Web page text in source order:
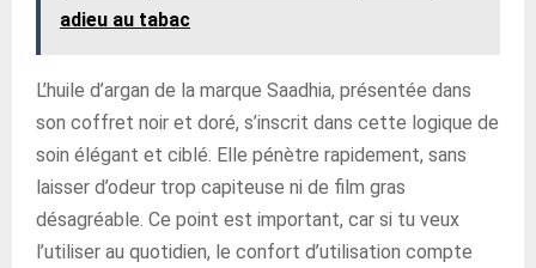
adieu au tabac
L’huile d’argan de la marque Saadhia, présentée dans
son coffret noir et doré, s’inscrit dans cette logique de
soin élégant et ciblé. Elle pénètre rapidement, sans
laisser d’odeur trop capiteuse ni de film gras
désagréable. Ce point est important, car si tu veux
l’utiliser au quotidien, le confort d’utilisation compte